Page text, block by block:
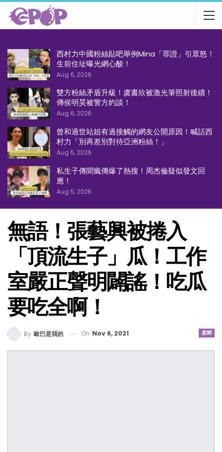
西村力中國粉絲貼吧舉例Mina「罪證」引眾怒！
生前住址曝光網心酸！
Aug 6, 2026
雙方粉絲矛盾升級！虞書欣被激光筆照射後續！
傳侯明昊被警方約談！
Aug 6, 2026
曾和過世站姐有過接觸的網友公開原因！喊話西
村力「別再差別對待亞洲粉絲！」
Aug 5, 2026
私生子傳聞瘋傳爆了熱搜！周杰倫疑似發文回
應！
Aug 5, 2026
無語！張藝興被捲入
「頂流生子」瓜！工作
室嚴正聲明闢謠！吃瓜
要吃全啊！
星聞
By 歐巴是我的 On Nov 6, 2021